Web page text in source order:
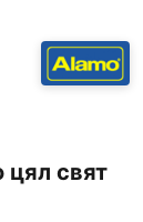
цял свят